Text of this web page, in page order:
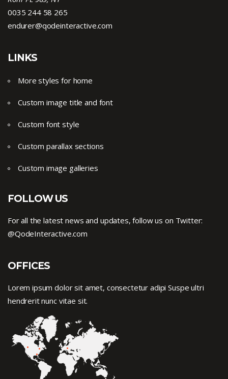
0035 244 58 265
endurer@qodeinteractive.com
LINKS
More styles for home
Custom image title and font
Custom font style
Custom parallax sections
Custom image galleries
FOLLOW US
For all the latest news and updates, follow us on Twitter:
@QodeInteractive.com
OFFICES
Lorem ipsum dolor sit amet, consectetur adipi Suspe ultri
hendrerit nunc vitae sit.